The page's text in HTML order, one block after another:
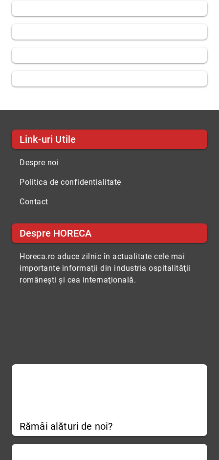
Link-uri Utile
Despre noi
Politica de confidentialitate
Contact
Despre HORECA
Horeca.ro aduce zilnic în actualitate cele mai
importante informaţii din industria ospitalităţii
româneşti şi cea internaţională.
Rămâi alături de noi?